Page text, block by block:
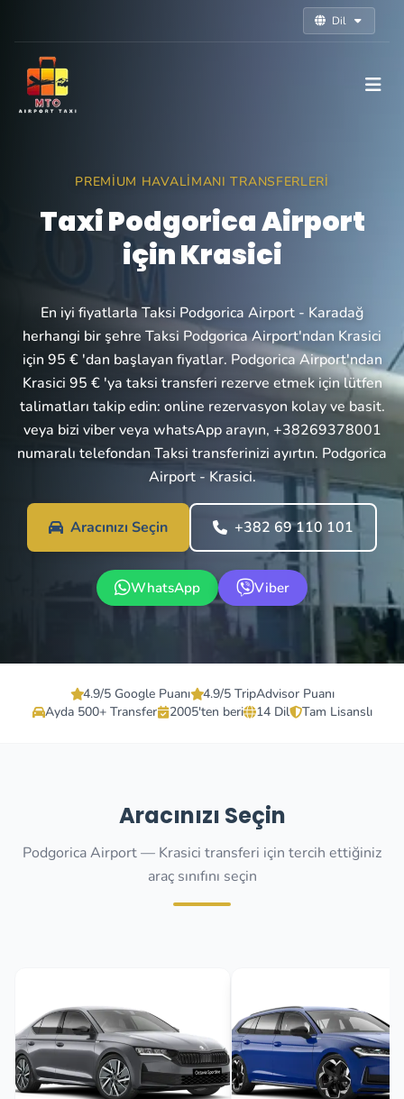
Dil
PREMIUM HAVALIMANI TRANSFERLERI
Taxi Podgorica Airport
için Krasici
En iyi fiyatlarla Taksi Podgorica Airport - Karadağ
herhangi bir şehre Taksi Podgorica Airport'ndan Krasici
için 95 € 'dan başlayan fiyatlar. Podgorica Airport'ndan
Krasici 95 € 'ya taksi transferi rezerve etmek için lütfen
talimatları takip edin: online rezervasyon kolay ve basit.
veya bizi viber veya whatsApp arayın, +38269378001
numaralı telefondan Taksi transferinizi ayırtın. Podgorica
Airport - Krasici.
Aracınızı Seçin +382 69 110 101
WhatsApp Viber
4.9/5 Google Puanı
4.9/5 TripAdvisor Puanı
Ayda 500+ Transfer
2005'ten beri 14 Dil Tam Lisanslı
Aracınızı Seçin
Podgorica Airport — Krasici transferi için tercih ettiğiniz
araç sınıfını seçin